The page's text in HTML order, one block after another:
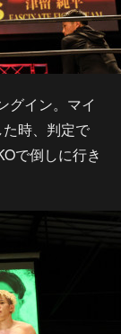
グイン。マイ
時、判定で
で倒しに行き